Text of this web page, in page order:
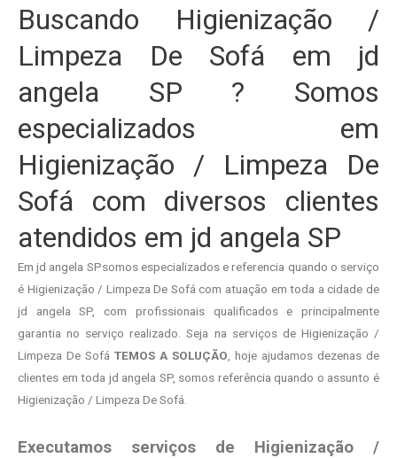
Buscando Higienização /
Limpeza De Sofá em jd
angela SP ? Somos
especializados em
Higienização / Limpeza De
Sofá com diversos clientes
atendidos em jd angela SP
Em jd angela SPsomos especializados e referencia quando o serviço
é Higienização / Limpeza De Sofá com atuação em toda a cidade de
jd angela SP, com profissionais qualificados e principalmente
garantia no serviço realizado. Seja na serviços de Higienização /
Limpeza De Sofá TEMOS A SOLUÇÃO , hoje ajudamos dezenas de
clientes em toda jd angela SP, somos referência quando o assunto é
Higienização / Limpeza De Sofá.
Executamos serviços de Higienização /